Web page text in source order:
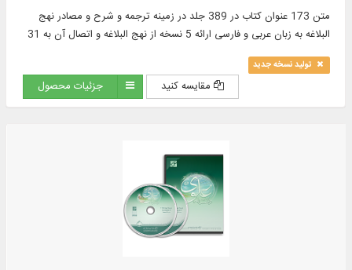
متن 173 عنوان کتاب در 389 جلد در زمینه ترجمه و شرح و مصادر نهج
البلاغه به زبان عربی و فارسی ارائه 5 نسخه از نهج البلاغه و اتصال آن به 31
ترجمه فارسی و زبان‌‌های
تولید نسخه جدید
مقایسه کنید جزئیات محصول